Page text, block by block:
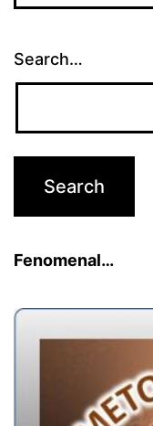
Search…
Fenomenal…